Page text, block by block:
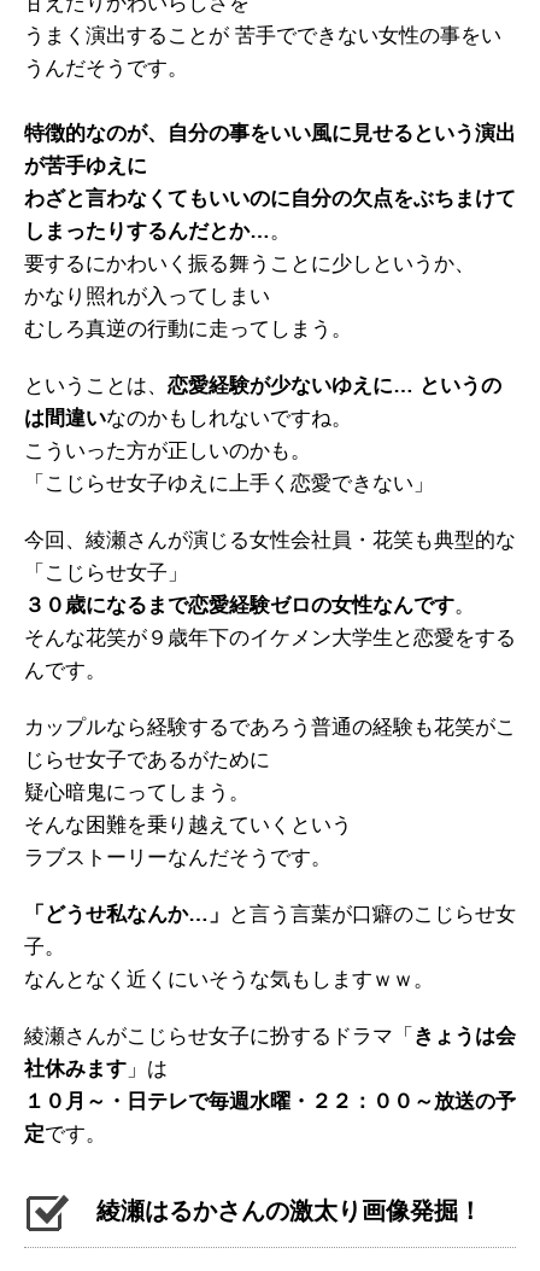
うまく演出することが 苦手でできない女性の事をい
うんだそうです。
特徴的なのが、自分の事をいい風に見せるという演出
が苦手ゆえに
わざと言わなくてもいいのに自分の欠点をぶちまけて
しまったりするんだとか…。
要するにかわいく振る舞うことに少しというか、
かなり照れが入ってしまい
むしろ真逆の行動に走ってしまう。
ということは、 恋愛経験が少ないゆえに… というの
は間違いなのかもしれないですね。
こういった方が正しいのかも。
「こじらせ女子ゆえに上手く恋愛できない」
今回、綾瀬さんが演じる女性会社員・花笑も典型的な
「こじらせ女子」
３０歳になるまで恋愛経験ゼロの女性なんです。
そんな花笑が９歳年下のイケメン大学生と恋愛をする
んです。
カップルなら経験するであろう普通の経験も花笑がこ
じらせ女子であるがために
疑心暗鬼にってしまう。
そんな困難を乗り越えていくという
ラブストーリーなんだそうです。
「どうせ私なんか…」
と言う言葉が口癖のこじらせ女
子。
なんとなく近くにいそうな気もしますｗｗ。
綾瀬さんがこじらせ女子に扮するドラマ「 きょうは会
社休みます 」は
１０月～・日テレで毎週水曜・２２：００～放送の予
定です。
綾瀬はるかさんの激太り画像発掘！